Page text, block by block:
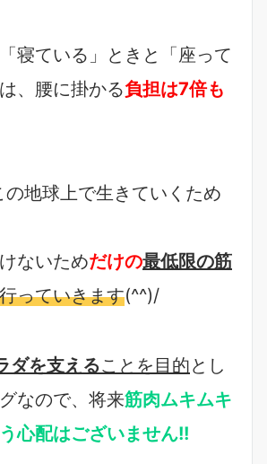
寝ている」ときと「座って
、腰に掛かる負担は7倍も
の地球上で生きていくため
ないためだけの最低限の筋
っていきます(^^)/
ダを支えることを目的とし
なので、将来筋肉ムキムキ
心配はございません!!